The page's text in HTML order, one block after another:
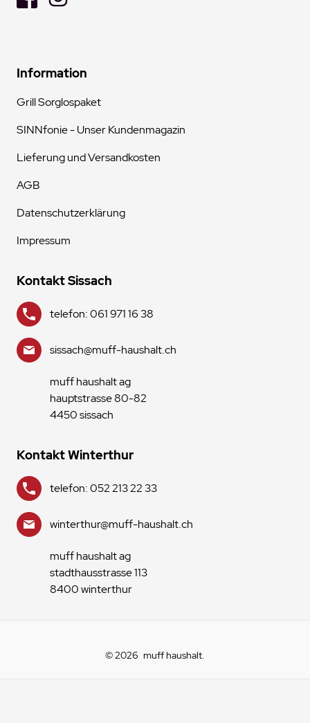
Information
Grill Sorglospaket
SINNfonie - Unser Kundenmagazin
Lieferung und Versandkosten
AGB
Datenschutzerklärung
Impressum
Kontakt Sissach
telefon: 061 971 16 38
sissach@muff-haushalt.ch
muff haushalt ag
hauptstrasse 80-82
4450 sissach
Kontakt Winterthur
telefon: 052 213 22 33
winterthur@muff-haushalt.ch
muff haushalt ag
stadthausstrasse 113
8400 winterthur
© 2026 muff haushalt.